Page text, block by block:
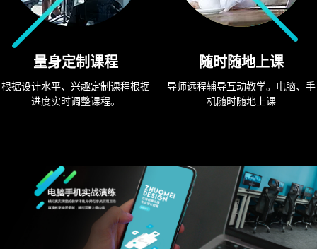
量身定制课程
根据设计水平、兴趣定制课程根据
进度实时调整课程。
随时随地上课
导师远程辅导互动教学。电脑、手
机随时随地上课